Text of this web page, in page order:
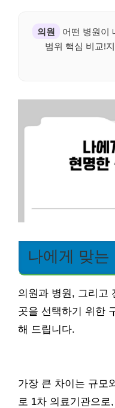
의원
어떤 병원이
범위 핵심 비교!
나에게 맞는
의원과 병원, 그리고
곳을 선택하기 위한
해 드립니다.
가장 큰 차이는 규모
로 1차 의료기관으로